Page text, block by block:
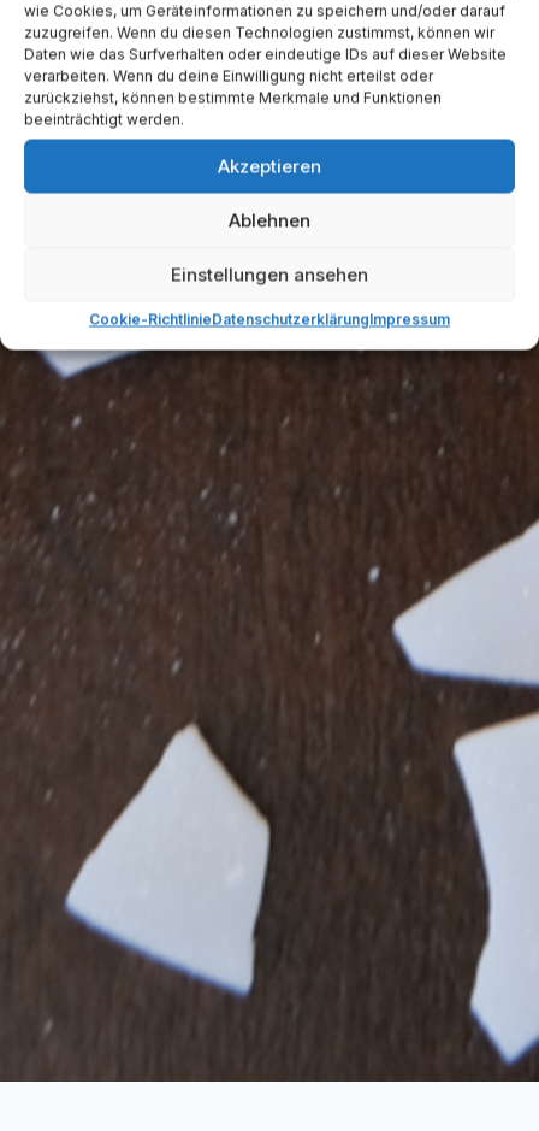
wie Cookies, um Geräteinformationen zu speichern und/oder darauf
zuzugreifen. Wenn du diesen Technologien zustimmst, können wir
Daten wie das Surfverhalten oder eindeutige IDs auf dieser Website
verarbeiten. Wenn du deine Einwilligung nicht erteilst oder
zurückziehst, können bestimmte Merkmale und Funktionen
beeinträchtigt werden.
Akzeptieren
Ablehnen
Einstellungen ansehen
Cookie-RichtlinieDatenschutzerklärungImpressum